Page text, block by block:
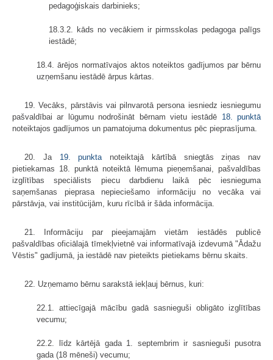
pedagoģiskais darbinieks;
18.3.2. kāds no vecākiem ir pirmsskolas pedagoga palīgs
iestādē;
18.4. ārējos normatīvajos aktos noteiktos gadījumos par bērnu
uzņemšanu iestādē ārpus kārtas.
19. Vecāks, pārstāvis vai pilnvarotā persona iesniedz iesniegumu
pašvaldībai ar lūgumu nodrošināt bērnam vietu iestādē 18. punktā
noteiktajos gadījumos un pamatojuma dokumentus pēc pieprasījuma.
20. Ja 19. punkta noteiktajā kārtībā sniegtās ziņas nav
pietiekamas 18. punktā noteiktā lēmuma pieņemšanai, pašvaldības
izglītības speciālists piecu darbdienu laikā pēc iesnieguma
saņemšanas pieprasa nepieciešamo informāciju no vecāka vai
pārstāvja, vai institūcijām, kuru rīcībā ir šāda informācija.
21. Informāciju par pieejamajām vietām iestādēs publicē
pašvaldības oficiālajā tīmekļvietnē vai informatīvajā izdevumā "Ādažu
Vēstis" gadījumā, ja iestādē nav pieteikts pietiekams bērnu skaits.
22. Uzņemamo bērnu sarakstā iekļauj bērnus, kuri:
22.1. attiecīgajā mācību gadā sasnieguši obligāto izglītības
vecumu;
22.2. līdz kārtējā gada 1. septembrim ir sasnieguši pusotra
gada (18 mēneši) vecumu;